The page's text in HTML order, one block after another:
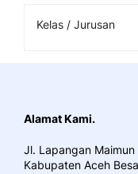
Kelas / Jurusan
Alamat Kami.
Jl. Lapangan
Kabupaten Aceh